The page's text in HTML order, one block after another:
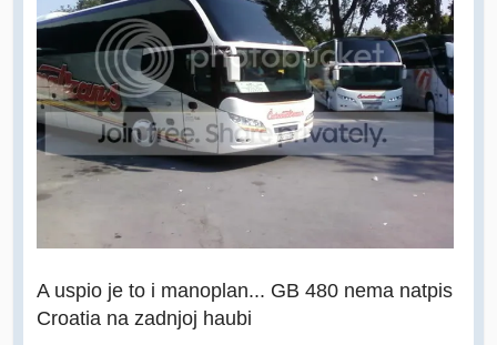
A uspio je to i manoplan... GB 480 nema natpis
Croatia na zadnjoj haubi